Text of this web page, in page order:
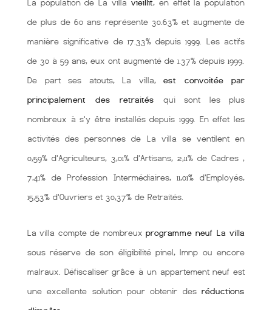
La population de La villa vieillit, en effet la population
de plus de 60 ans représente 30.63% et augmente de
manière significative de 17.33% depuis 1999. Les actifs
de 30 à 59 ans, eux ont augmenté de 1.37% depuis 1999.
De part ses atouts, La villa, est convoitée par
principalement des retraités qui sont les plus
nombreux à s'y être installés depuis 1999. En effet les
activités des personnes de La villa se ventilent en
0,59% d'Agriculteurs, 3,01% d'Artisans, 2,11% de Cadres ,
7,41% de Profession Intermédiaires, 11,01% d'Employés,
15,53% d'Ouvriers et 30,37% de Retraités.
La villa compte de nombreux programme neuf La villa
sous réserve de son éligibilité pinel, lmnp ou encore
malraux. Défiscaliser grâce à un appartement neuf est
une excellente solution pour obtenir des réductions